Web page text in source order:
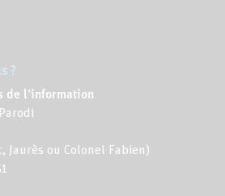
?
de l’information
Jaurès ou Colonel Fabien)